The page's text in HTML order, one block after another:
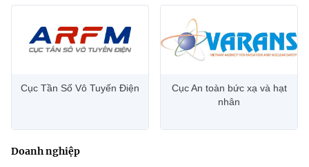
Cục Tần Số Vô Tuyến Điện
Cục An toàn bức xạ và hạt
nhân
Doanh nghiệp